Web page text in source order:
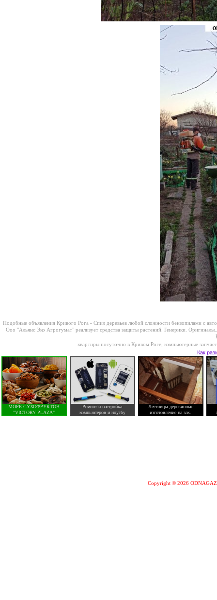
Подобные объявления Кривого Рога -Спил деревьев любой сложности бензопилами с
Ооо "Альянс Эко Агрогумат" реализует средства защиты растений. Генерики.
квартиры посуточно в Кривом Роге компьютерные
Как
МОРЕ СУХОФРУКТОВ
"VICTORY PLAZA"
Ремонт и настройка
компьютеров и ноутбу
Лестницы деревянные
изготовление на зак.
Copyright © 2026